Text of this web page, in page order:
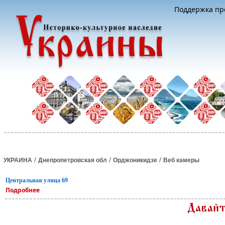
Поддержка
УКРАИНА / Днепропетровская обл / Орджоникидзе / Веб камеры
Центральная улица 69
Подробнее